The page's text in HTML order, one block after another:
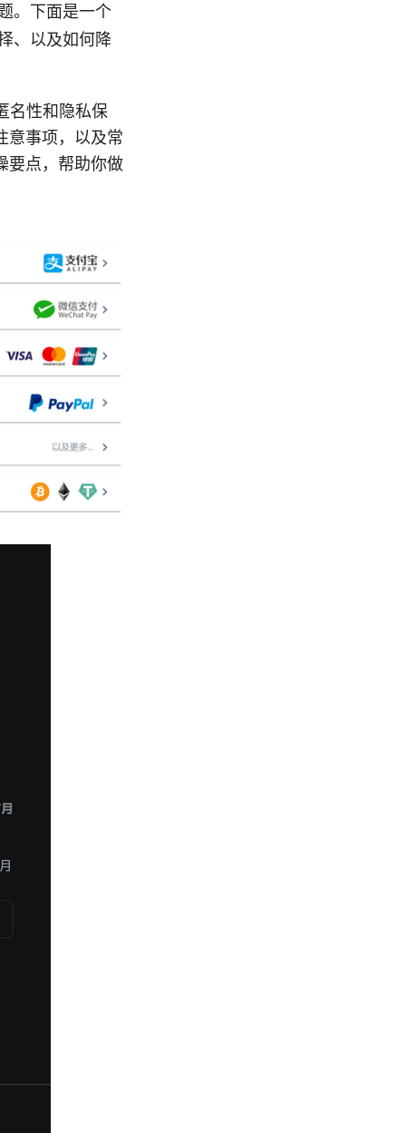
。下面是一个
、以及如何降
名性和隐私保
意事项，以及常
要点，帮助你做